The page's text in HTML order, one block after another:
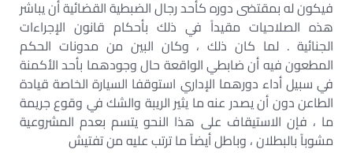
فيكون له بمقتضى دوره كأحد رجال الضبطية القضائية أن يباشر
هذه الصلاحيات مقيداً في ذلك بأحكام قانون الإجراءات
الجنائية . لما كان ذلك ، وكان البين من مدونات الحكم
المطعون فيه أن ضابطي الواقعة حال وجودهما بأحد الأكمنة
في سبيل أداء دورهما الإداري استوقفا السيارة الخاصة قيادة
الطاعن دون أن يصدر عنه ما يثير الريبة والشك في وقوع جريمة
ما ، فإن الاستيقاف على هذا النحو يتسم بعدم المشروعية
مشوباً بالبطلان ، وباطل أيضاً ما ترتب عليه من تفتيش